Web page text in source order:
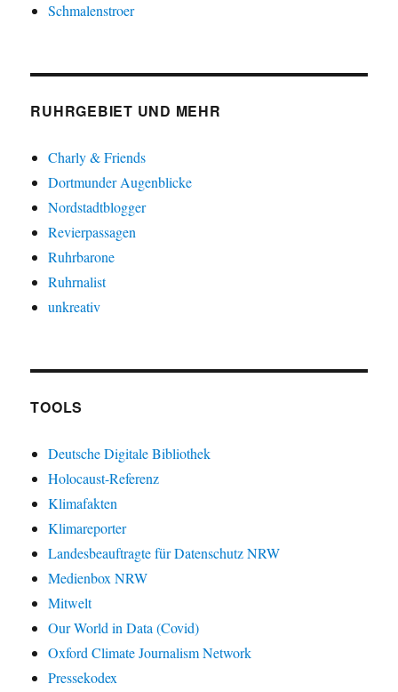
Schmalenstroer
RUHRGEBIET UND MEHR
Charly & Friends
Dortmunder Augenblicke
Nordstadtblogger
Revierpassagen
Ruhrbarone
Ruhrnalist
unkreativ
TOOLS
Deutsche Digitale Bibliothek
Holocaust-Referenz
Klimafakten
Klimareporter
Landesbeauftragte für Datenschutz NRW
Medienbox NRW
Mitwelt
Our World in Data (Covid)
Oxford Climate Journalism Network
Pressekodex